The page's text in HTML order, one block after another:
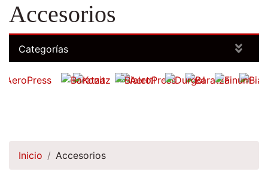
Accesorios
Categorías
Inicio Accesorios